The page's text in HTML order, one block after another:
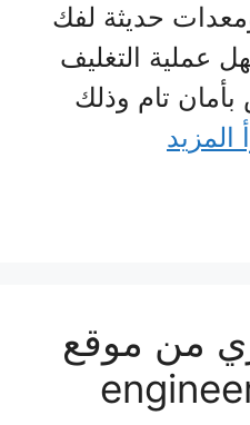
حديثة لفك
عملية التغليف
تام وذلك
المزيد
من موقع